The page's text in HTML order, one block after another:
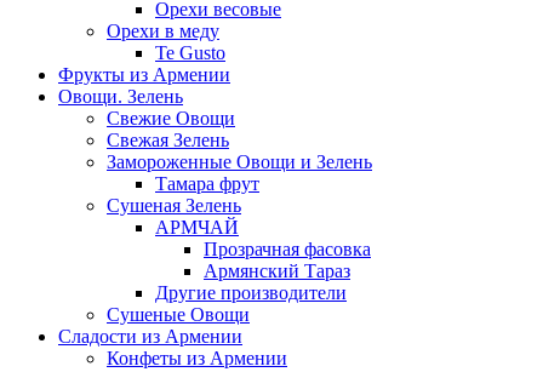
Орехи весовые
Орехи в меду
Te Gusto
Фрукты из Армении
Овощи. Зелень
Свежие Овощи
Свежая Зелень
Замороженные Овощи и Зелень
Тамара фрут
Сушеная Зелень
АРМЧАЙ
Прозрачная фасовка
Армянский Тараз
Другие производители
Сушеные Овощи
Сладости из Армении
Конфеты из Армении